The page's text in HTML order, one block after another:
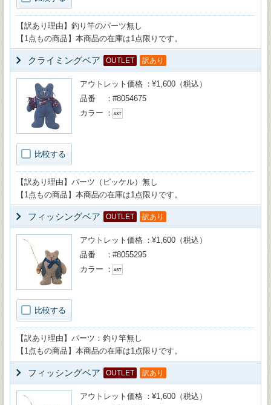
【訳あり理由】釣り竿のパーツ無し
【1点もの商品】本商品の在庫は1点限りです。
クライミングベア OUTLET 訳あり
比較する
アウトレット価格
¥1,600（税込）
品番
#8054675
カラー
【訳あり理由】パーツ（ピッケル）無し
【1点もの商品】本商品の在庫は1点限りです。
フィッシングベア OUTLET 訳あり
比較する
アウトレット価格
¥1,600（税込）
品番
#8055295
カラー
【訳あり理由】パーツ：釣り竿無し
【1点もの商品】本商品の在庫は1点限りです。
フィッシングベア OUTLET 訳あり
アウトレット価格
¥1,600（税込）